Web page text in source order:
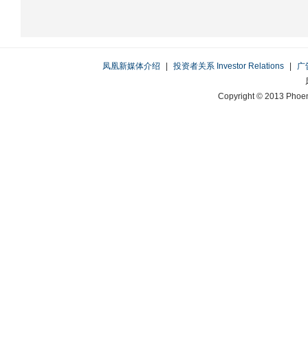
凤凰新媒体介绍 投资者关系 Investor Relations
广
Copyright © 2013